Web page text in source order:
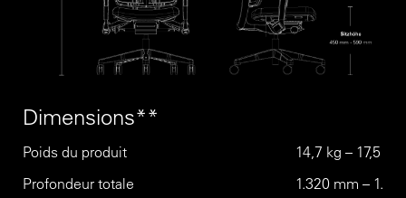
Dimensions**
Poids du produit
14,7 kg – 17,5 kg
Profondeur totale
1.320 mm –